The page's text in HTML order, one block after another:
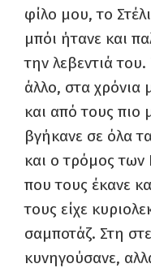
φίλο μου, το
μπόι ήτανε και
την λεβεντιά
άλλο, στα χρόνια
και από τους πιο
βγήκανε σε όλα
και ο τρόμος των
που τους έκανε
τους είχε
σαμποτάζ. Στη
κυνηγούσανε,